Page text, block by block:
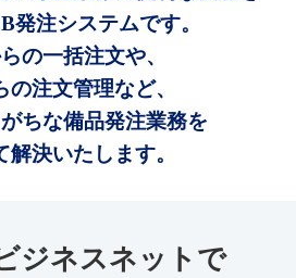
発注システムです。
の一括注文や、
の注文管理など、
ちな備品発注業務を
解決いたします。
ジネスネットで